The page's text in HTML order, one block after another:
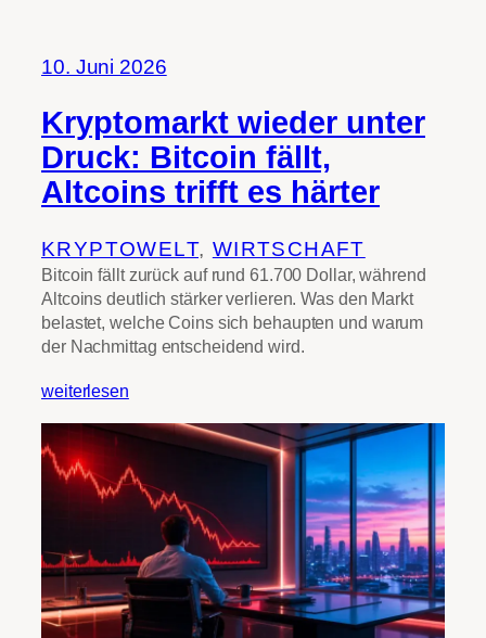
10. Juni 2026
Kryptomarkt wieder unter
Druck: Bitcoin fällt,
Altcoins trifft es härter
KRYPTOWELT, WIRTSCHAFT
Bitcoin fällt zurück auf rund 61.700 Dollar, während
Altcoins deutlich stärker verlieren. Was den Markt
belastet, welche Coins sich behaupten und warum
der Nachmittag entscheidend wird.
weiterlesen